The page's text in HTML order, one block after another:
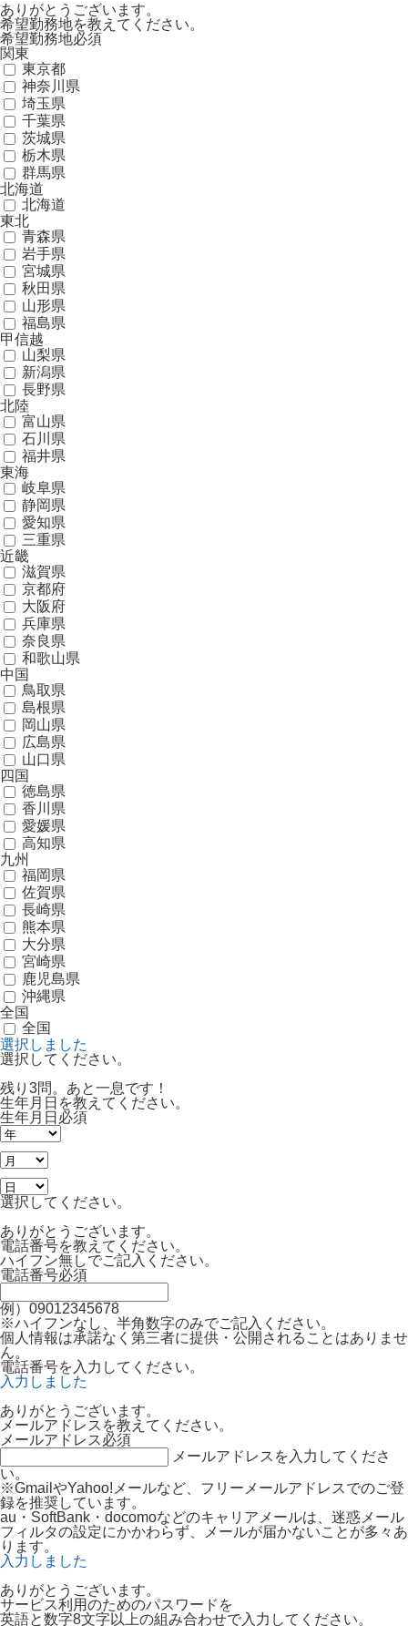
ありがとうございます。
希望勤務地を教えてください。
希望勤務地必須
関東
東京都
神奈川県
埼玉県
千葉県
茨城県
栃木県
群馬県
北海道
北海道
東北
青森県
岩手県
宮城県
秋田県
山形県
福島県
甲信越
山梨県
新潟県
長野県
北陸
富山県
石川県
福井県
東海
岐阜県
静岡県
愛知県
三重県
近畿
滋賀県
京都府
大阪府
兵庫県
奈良県
和歌山県
中国
鳥取県
島根県
岡山県
広島県
山口県
四国
徳島県
香川県
愛媛県
高知県
九州
福岡県
佐賀県
長崎県
熊本県
大分県
宮崎県
鹿児島県
沖縄県
全国
全国
選択しました
選択してください。
残り3問。あと一息です！
生年月日を教えてください。
生年月日 必須
選択してください。
ありがとうございます。
電話番号を教えてください。
ハイフン無しでご記入ください。
電話番号必須
例）09012345678
※ハイフンなし、半角数字のみでご記入ください。
個人情報は承諾なく第三者に提供・公開されることはありませ
ん。
電話番号を入力してください。
入力しました
ありがとうございます。
メールアドレスを教えてください。
メールアドレス必須
メールアドレスを入力してくださ
い。
※GmailやYahoo!メールなど、フリーメールアドレスでのご登
録を推奨しています。
au・SoftBank・docomoなどのキャリアメールは、迷惑メール
フィルタの設定にかかわらず、メールが届かないことが多々あ
ります。
入力しました
ありがとうございます。
サービス利用のためのパスワードを
英語と数字8文字以上の組み合わせで入力してください。